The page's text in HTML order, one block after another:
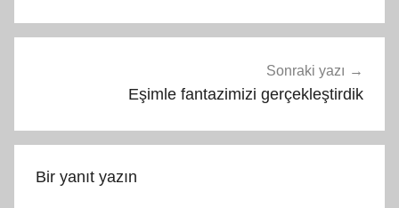
Sonraki yazı
Eşimle fantazimizi gerçekleştirdik
Bir yanıt yazın